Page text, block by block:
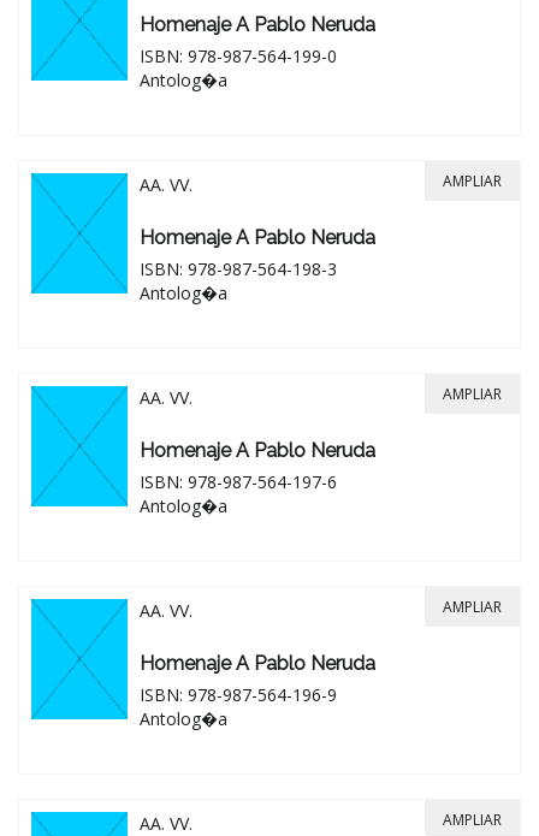
Homenaje A Pablo Neruda
ISBN: 978-987-564-199-0
Antolog�a
AA. VV.
Homenaje A Pablo Neruda
ISBN: 978-987-564-198-3
Antolog�a
AMPLIAR
AA. VV.
Homenaje A Pablo Neruda
ISBN: 978-987-564-197-6
Antolog�a
AMPLIAR
AA. VV.
Homenaje A Pablo Neruda
ISBN: 978-987-564-196-9
Antolog�a
AMPLIAR
AA. VV. AMPLIAR